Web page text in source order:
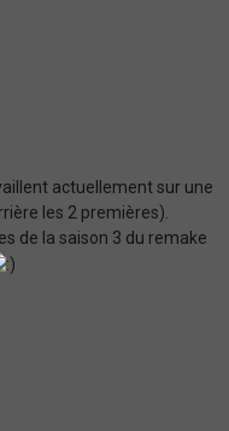
actuellement sur une
les 2 premières).
de la saison 3 du remake